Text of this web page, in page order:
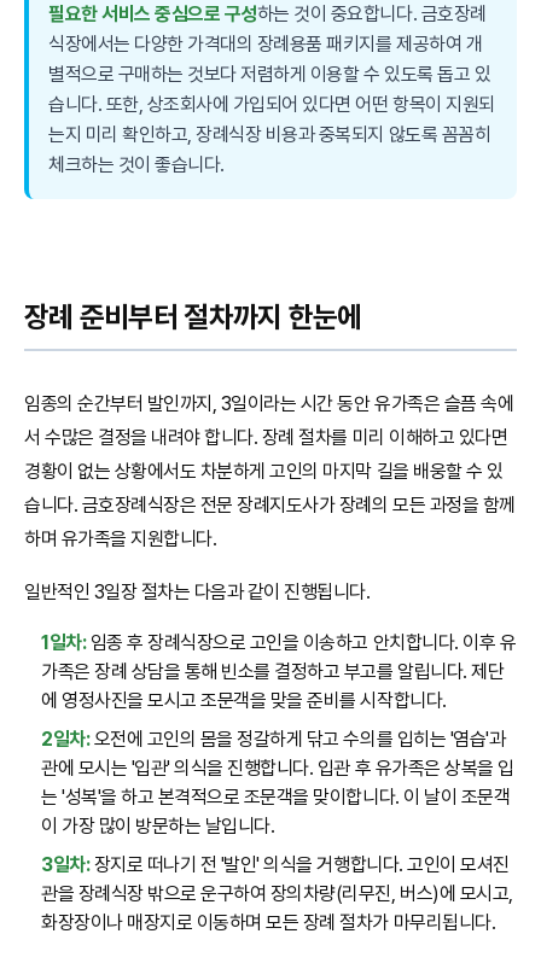
필요한 서비스 중심으로 구성하는 것이 중요합니다. 금호장례
식장에서는 다양한 가격대의 장례용품 패키지를 제공하여 개
별적으로 구매하는 것보다 저렴하게 이용할 수 있도록 돕고 있
습니다. 또한, 상조회사에 가입되어 있다면 어떤 항목이 지원되
는지 미리 확인하고, 장례식장 비용과 중복되지 않도록 꼼꼼히
체크하는 것이 좋습니다.
장례 준비부터 절차까지 한눈에
임종의 순간부터 발인까지, 3일이라는 시간 동안 유가족은 슬픔 속에
서 수많은 결정을 내려야 합니다. 장례 절차를 미리 이해하고 있다면
경황이 없는 상황에서도 차분하게 고인의 마지막 길을 배웅할 수 있
습니다. 금호장례식장은 전문 장례지도사가 장례의 모든 과정을 함께
하며 유가족을 지원합니다.
일반적인 3일장 절차는 다음과 같이 진행됩니다.
1일차:임종 후 장례식장으로 고인을 이송하고 안치합니다. 이후 유
가족은 장례 상담을 통해 빈소를 결정하고 부고를 알립니다. 제단
에 영정사진을 모시고 조문객을 맞을 준비를 시작합니다.
2일차:오전에 고인의 몸을 정갈하게 닦고 수의를 입히는 '염습'과
관에 모시는 '입관' 의식을 진행합니다. 입관 후 유가족은 상복을 입
는 '성복'을 하고 본격적으로 조문객을 맞이합니다. 이 날이 조문객
이 가장 많이 방문하는 날입니다.
3일차:장지로 떠나기 전 '발인' 의식을 거행합니다. 고인이 모셔진
관을 장례식장 밖으로 운구하여 장의차량(리무진, 버스)에 모시고,
화장장이나 매장지로 이동하며 모든 장례 절차가 마무리됩니다.